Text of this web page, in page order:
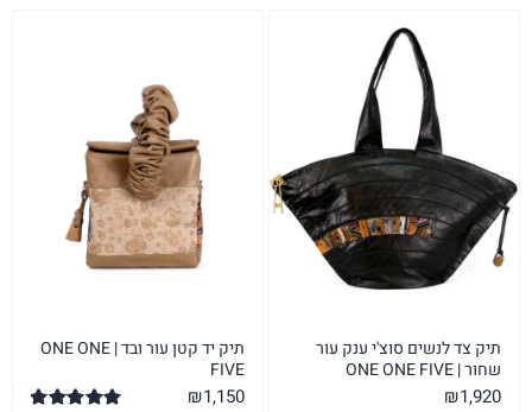
תיק צד לנשים סוצ'י ענק עור
שחור | ONE ONE FIVE
₪1,920
תיק יד קטן עור ובד | ONE ONE
FIVE
₪1,150